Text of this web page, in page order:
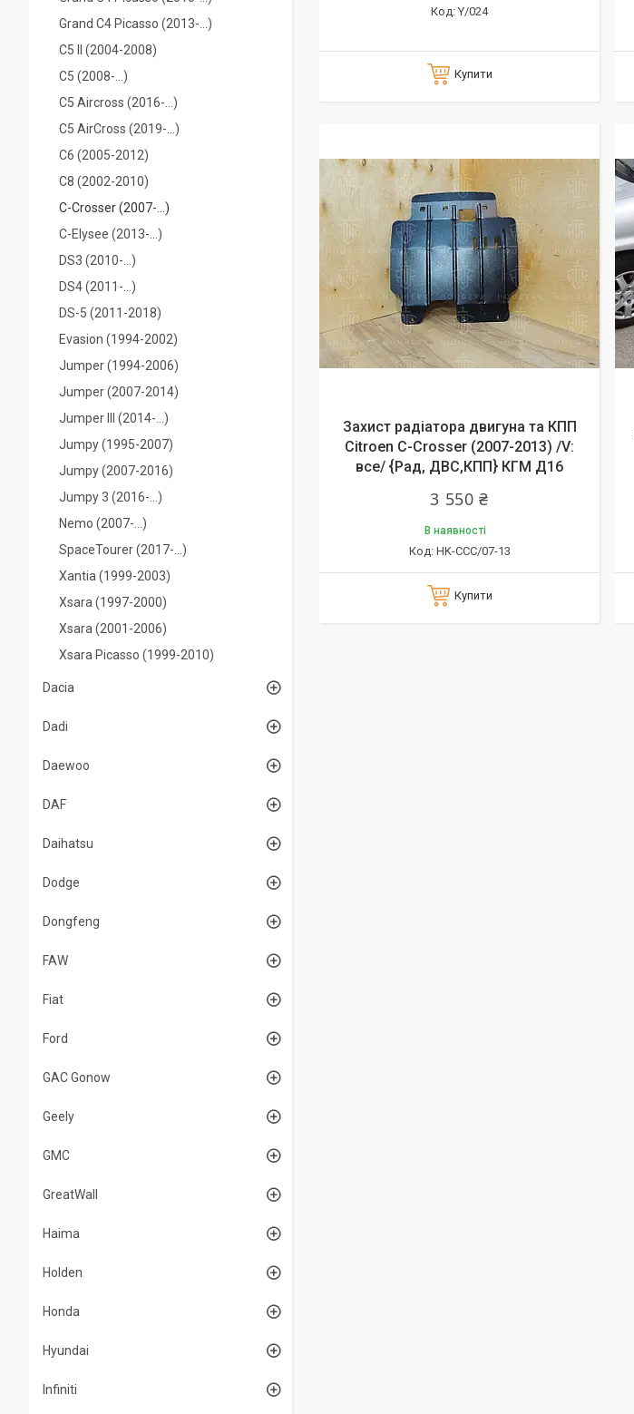
Y/024
Купити
Захист радіатора двигуна та КПП
Citroen C-Crosser (2007-2013) /V:
все/ {Рад, ДВС,КПП} КГМ Д16
3 550 ₴
В наявності
HK-CCC/07-13
Купити
Grand С4 Picasso (2013-...)
C5 II (2004-2008)
С5 (2008-...)
C5 Aircross (2016-...)
C5 AirCross (2019-…)
C6 (2005-2012)
С8 (2002-2010)
С-Crosser (2007-...)
C-Elysee (2013-...)
DS3 (2010-...)
DS4 (2011-...)
DS-5 (2011-2018)
Evasion (1994-2002)
Jumper (1994-2006)
Jumper (2007-2014)
Jumper IIІ (2014-...)
Jumpy (1995-2007)
Jumpy (2007-2016)
Jumpy 3 (2016-...)
Nemo (2007-...)
SpaceTourer (2017-...)
Xantia (1999-2003)
Xsara (1997-2000)
Xsara (2001-2006)
Xsara Picasso (1999-2010)
Dacia
Dadi
Daewoo
DAF
Daihatsu
Dodge
Dongfeng
FAW
Fiat
Ford
GAC Gonow
Geely
GMC
GreatWall
Haima
Holden
Honda
Hyundai
Infiniti